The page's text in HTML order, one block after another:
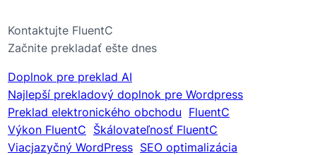
Kontaktujte FluentC
Začnite prekladať ešte dnes
Doplnok pre preklad AI
Najlepší prekladový doplnok pre Wordpress
Preklad elektronického obchodu FluentC
Výkon FluentC Škálovateľnosť FluentC
Viacjazyčný WordPress SEO optimalizácia